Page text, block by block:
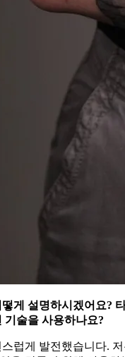
게 설명하시겠어요?
기술을 사용하나요?
럽게 발전했습니다.